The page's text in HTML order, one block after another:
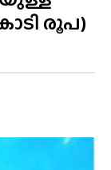
രൂപ)